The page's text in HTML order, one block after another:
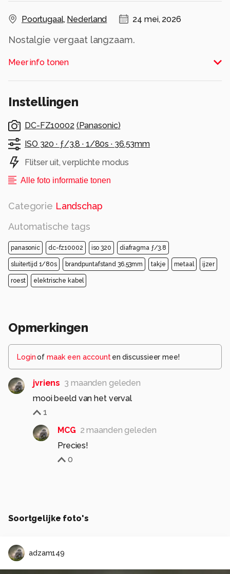
Poortugaal, Nederland 24 mei, 2026
Nostalgie vergaat langzaam.
Alle rechten voorbehouden
Meer info tonen
Instellingen
DC-FZ10002 ( Panasonic)
ISO 320 · ƒ/3.8 · 1/80s · 36.53mm
Flitser uit, verplichte modus
Alle foto informatie tonen
Categorie Landschap
Automatische tags
panasonic dc-fz10002 iso 320 diafragma ƒ/3.8
sluitertijd 1/80s brandpuntafstand 36.53mm takje metaal ijzer
roest elektrische kabel
Opmerkingen
Loginof maak een account en discussieer mee!
jvriens 3 maanden geleden
mooi beeld van het verval
1
MCG 2 maanden geleden
Precies!
0
Soortgelijke foto's
adzam149